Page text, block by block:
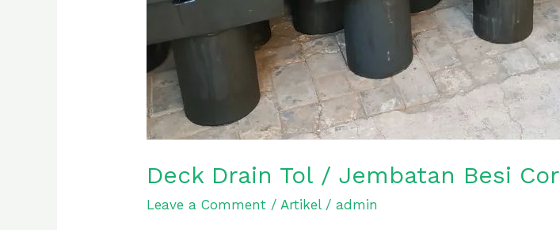
Deck Drain Tol / Jembatan Besi Cor
Leave a Comment /Artikel/admin